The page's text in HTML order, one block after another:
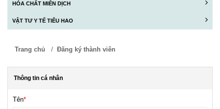
HÓA CHẤT MIỄN DỊCH
VẬT TƯ Y TẾ TIÊU HAO
Trang chủ / Đăng ký thành viên
Thông tin cá nhân
Tên*